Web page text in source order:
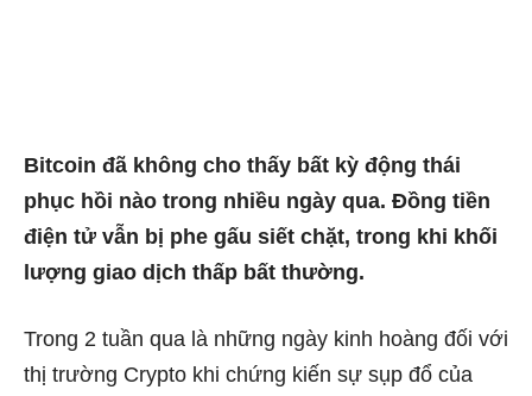
Bitcoin đã không cho thấy bất kỳ động thái
phục hồi nào trong nhiều ngày qua. Đồng tiền
điện tử vẫn bị phe gấu siết chặt, trong khi khối
lượng giao dịch thấp bất thường.
Trong 2 tuần qua là những ngày kinh hoàng đối với
thị trường Crypto khi chứng kiến sự sụp đổ của